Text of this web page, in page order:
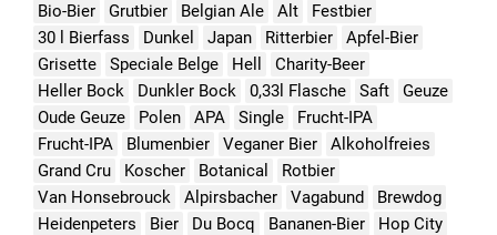
Bio-Bier
Grutbier Belgian Ale Alt
Festbier
30 l Bierfass
Dunkel Japan Ritterbier
Apfel-Bier
Grisette
Speciale Belge Hell
Charity-Beer
Heller Bock
Dunkler Bock 0,33l Flasche Saft
Geuze
Oude Geuze
Polen APA Single
Frucht-IPA
Frucht-IPA
Blumenbier Veganer Bier
Alkoholfreies
Grand Cru
Koscher Botanical
Rotbier
Van Honsebrouck
Alpirsbacher Vagabund
Brewdog
Heidenpeters
Bier Du Bocq Bananen-Bier
Hop City